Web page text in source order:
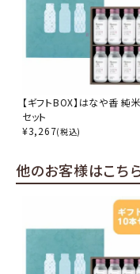
【ギフトBOX】はなや香 純
セット
¥3,267(税込)
他のお客様はこち